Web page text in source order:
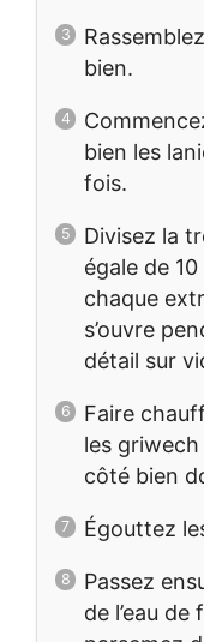
bien.
bien les
fois.
Divisez la
égale de
chaque
s’ouvre
détail sur
Faire
les
côté bien
Égouttez
Passez
de l’eau de